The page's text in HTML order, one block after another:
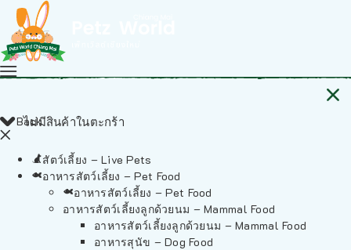
ไม่มีสินค้าในตะกร้า
Back
สัตว์เลี้ยง – Live Pets
อาหารสัตว์เลี้ยง – Pet Food
อาหารสัตว์เลี้ยง – Pet Food
อาหารสัตว์เลี้ยงลูกด้วยนม – Mammal Food
อาหารสัตว์เลี้ยงลูกด้วยนม – Mammal Food
อาหารสุนัข – Dog Food